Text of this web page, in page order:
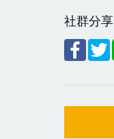
社群分享